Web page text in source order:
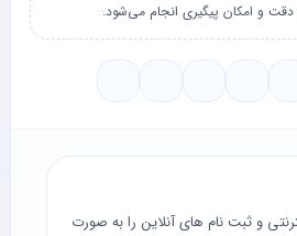
دقت و امکان پیگیری انجام می‌شود.
و ثبت نام های آنلاین را به صورت